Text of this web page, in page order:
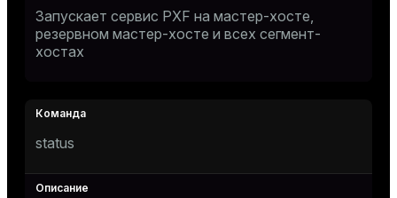
Запускает сервис PXF на мастер-хосте,
резервном мастер-хосте и всех сегмент-
хостах
status